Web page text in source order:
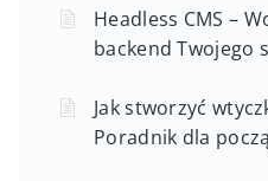
Headless CMS –
backend Twojego
Jak stworzyć
Poradnik dla